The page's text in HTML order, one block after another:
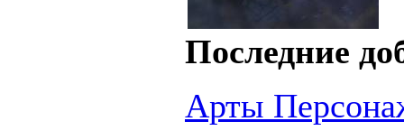
Последние
Арты